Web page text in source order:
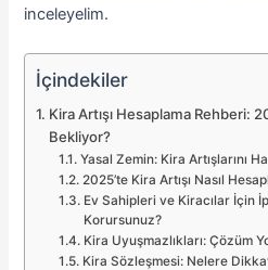
inceleyelim.
İçindekiler
Kira Artışı Hesaplama Rehberi:
Bekliyor?
Yasal Zemin: Kira Artışlarını
2025’te Kira Artışı Nasıl
Ev Sahipleri ve Kiracılar İçin
Korursunuz?
Kira Uyuşmazlıkları: Çözüm
Kira Sözleşmesi: Nelere